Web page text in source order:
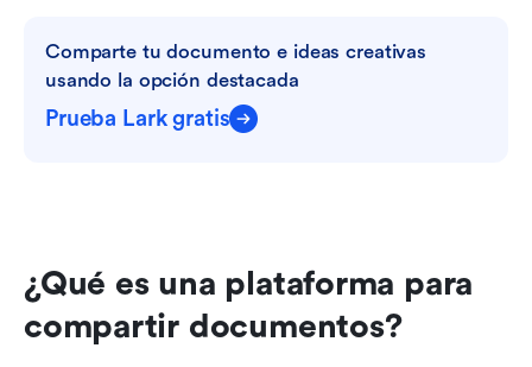
Comparte tu documento e ideas creativas
usando la opción destacada
Prueba Lark gratis
¿Qué es una plataforma para
compartir documentos?